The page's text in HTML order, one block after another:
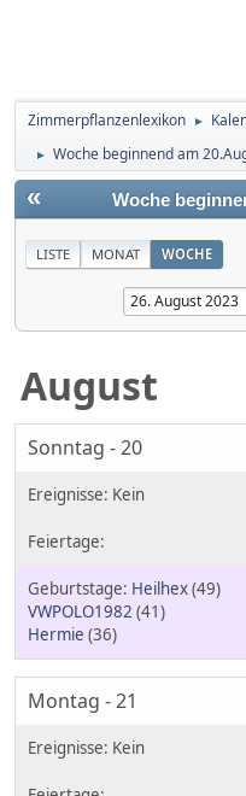
Zimmerpflanzenlexikon ►
► Woche beginnend am
« Woche
LISTE MONAT WOCHE
August
Sonntag - 20
Heilhex(49)
VWPOLO1982 (41)
Hermie (36)
Montag - 21